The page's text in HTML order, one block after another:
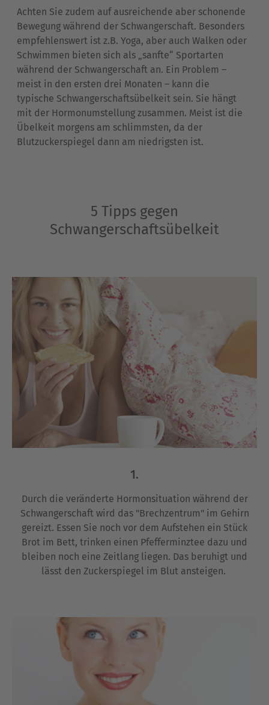
Achten Sie zudem auf ausreichende aber schonende
Bewegung während der Schwangerschaft. Besonders
empfehlenswert ist z.B. Yoga, aber auch Walken oder
Schwimmen bieten sich als „sanfte“ Sportarten
während der Schwangerschaft an. Ein Problem –
meist in den ersten drei Monaten – kann die
typische Schwangerschaftsübelkeit sein. Sie hängt
mit der Hormonumstellung zusammen. Meist ist die
Übelkeit morgens am schlimmsten, da der
Blutzuckerspiegel dann am niedrigsten ist.
5 Tipps gegen
Schwangerschaftsübelkeit
1.
Durch die veränderte Hormonsituation während der
Schwangerschaft wird das "Brechzentrum" im Gehirn
gereizt. Essen Sie noch vor dem Aufstehen ein Stück
Brot im Bett, trinken einen Pfefferminztee dazu und
bleiben noch eine Zeitlang liegen. Das beruhigt und
lässt den Zuckerspiegel im Blut ansteigen.